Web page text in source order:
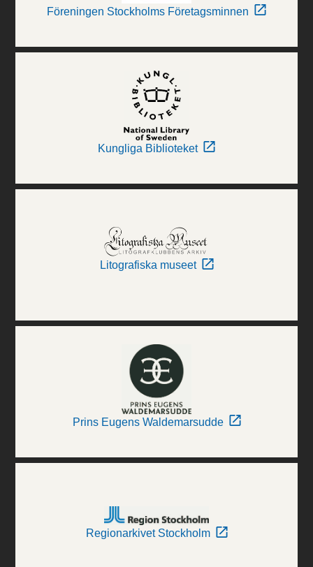
Föreningen Stockholms Företagsminnen
Kungliga Biblioteket
Litografiska museet
Prins Eugens Waldemarsudde
Regionarkivet Stockholm